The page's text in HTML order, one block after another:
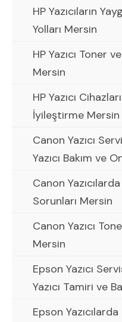
HP Yazıcıların
Yolları Mersin
HP Yazıcı Toner
Mersin
HP Yazıcı
İyileştirme Mersin
Canon Yazıcı
Yazıcı Bakım ve
Canon Yazıcılarda
Sorunları Mersin
Canon Yazıcı
Mersin
Epson Yazıcı
Yazıcı Tamiri ve
Epson